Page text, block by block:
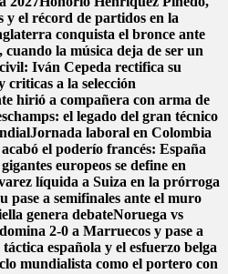
y el récord de partidos en la
conquista el bronce ante
cuando la música deja de ser un
Iván Cepeda rectifica su
criticas a la selección
hirió a compañera con arma de
el legado del gran técnico
Jornada laboral en Colombia
acabó el poderío francés: España
europeos se define en
líquida a Suiza en la prórroga
pase a semifinales ante el muro
genera debateNoruega vs
2-0 a Marruecos y pase a
española y el esfuerzo belga
mundialista como el portero con